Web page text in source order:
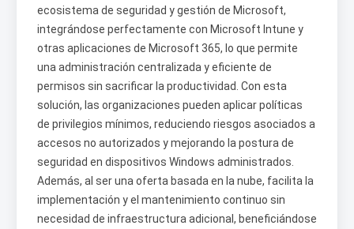
ecosistema de seguridad y gestión de Microsoft,
integrándose perfectamente con Microsoft Intune y
otras aplicaciones de Microsoft 365, lo que permite
una administración centralizada y eficiente de
permisos sin sacrificar la productividad. Con esta
solución, las organizaciones pueden aplicar políticas
de privilegios mínimos, reduciendo riesgos asociados a
accesos no autorizados y mejorando la postura de
seguridad en dispositivos Windows administrados.
Además, al ser una oferta basada en la nube, facilita la
implementación y el mantenimiento continuo sin
necesidad de infraestructura adicional, beneficiándose